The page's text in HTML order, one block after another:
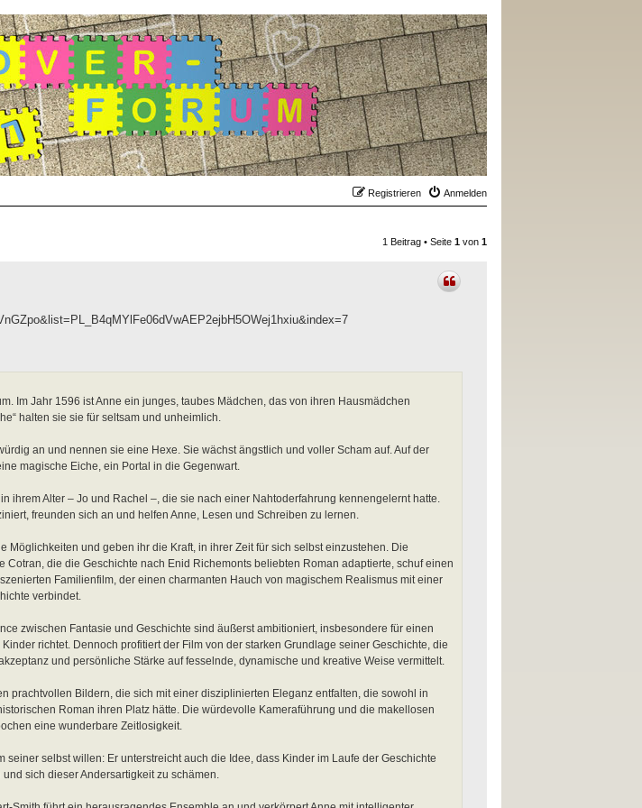
Anmelden
Registrieren
1 Beitrag • Seite 1 von 1
Im Jahr 1596 ist Anne ein junges, taubes Mädchen, das von ihren Hausmädchen
halten sie sie für seltsam und unheimlich.
an und nennen sie eine Hexe. Sie wächst ängstlich und voller Scham auf. Auf der
magische Eiche, ein Portal in die Gegenwart.
ihrem Alter – Jo und Rachel –, die sie nach einer Nahtoderfahrung kennengelernt hatte.
freunden sich an und helfen Anne, Lesen und Schreiben zu lernen.
Möglichkeiten und geben ihr die Kraft, in ihrer Zeit für sich selbst einzustehen. Die
Cotran, die die Geschichte nach Enid Richemonts beliebten Roman adaptierte, schuf einen
Familienfilm, der einen charmanten Hauch von magischem Realismus mit einer
verbindet.
zwischen Fantasie und Geschichte sind äußerst ambitioniert, insbesondere für einen
richtet. Dennoch profitiert der Film von der starken Grundlage seiner Geschichte, die
und persönliche Stärke auf fesselnde, dynamische und kreative Weise vermittelt.
prachtvollen Bildern, die sich mit einer disziplinierten Eleganz entfalten, die sowohl in
Roman ihren Platz hätte. Die würdevolle Kameraführung und die makellosen
eine wunderbare Zeitlosigkeit.
seiner selbst willen: Er unterstreicht auch die Idee, dass Kinder im Laufe der Geschichte
sich dieser Andersartigkeit zu schämen.